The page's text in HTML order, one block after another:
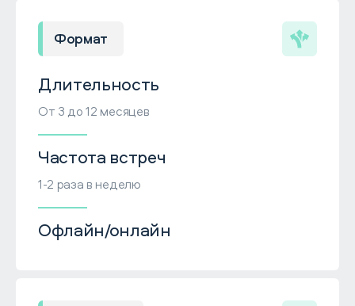
Формат
Длительность
От 3 до 12 месяцев
Частота встреч
1-2 раза в неделю
Офлайн/онлайн